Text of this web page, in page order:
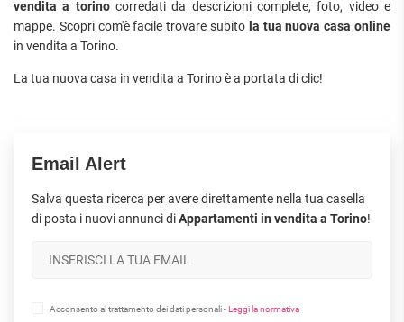
vendita a torinocorredati da descrizioni complete, foto, video e
mappe. Scopri com'è facile trovare subito la tua nuova casa online
in vendita a Torino.
La tua nuova casa in vendita a Torino è a portata di clic!
Email Alert
Salva questa ricerca per avere direttamente nella tua casella
di posta i nuovi annunci diAppartamenti in vendita a Torino!
Acconsento al trattamento dei dati personali -Leggi la normativa